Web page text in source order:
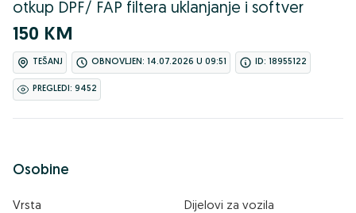
otkup DPF/ FAP filtera uklanjanje i softver
150 KM
TEŠANJ OBNOVLJEN: 14.07.2026 U 09:51 ID: 18955122
PREGLEDI: 9452
Osobine
Vrsta Dijelovi za vozila